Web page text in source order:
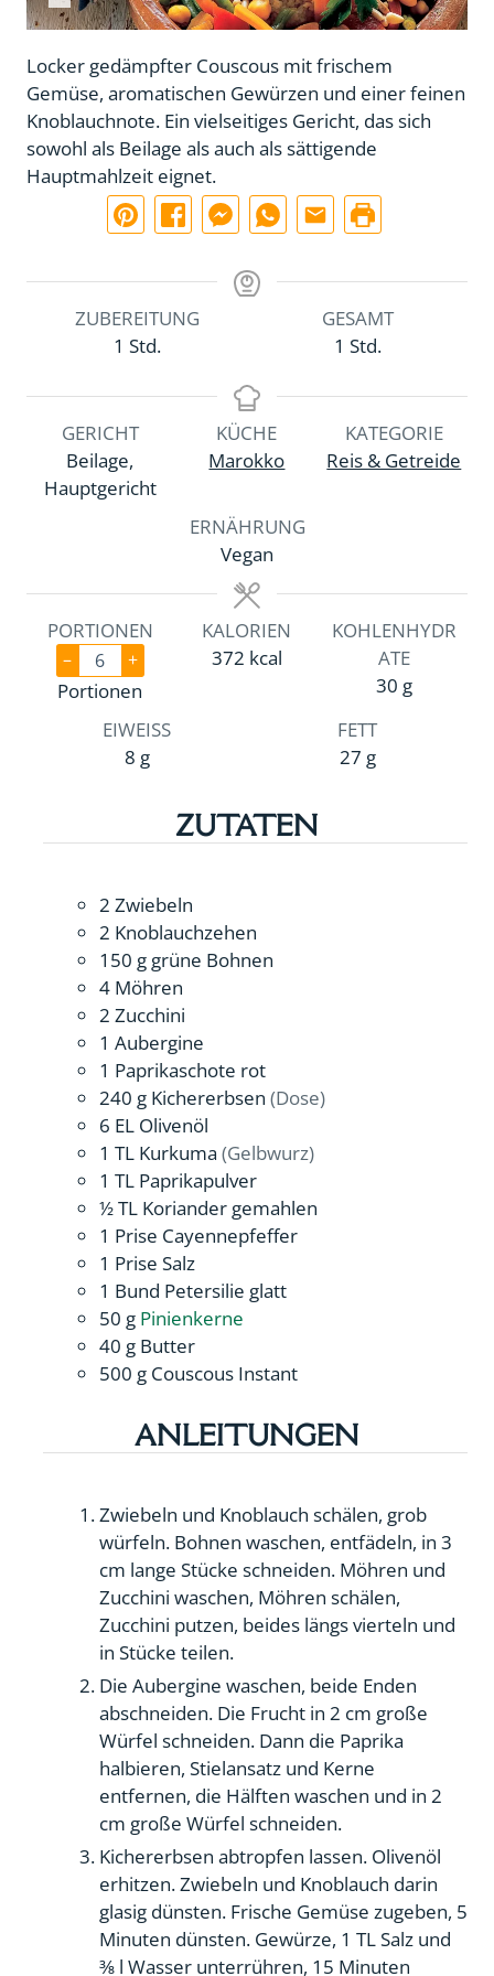
Locker gedämpfter Couscous mit frischem
Gemüse, aromatischen Gewürzen und einer feinen
Knoblauchnote. Ein vielseitiges Gericht, das sich
sowohl als Beilage als auch als sättigende
Hauptmahlzeit eignet.
ZUBEREITUNG
1 S
u
n
d
e
Std.
GESAMT
1 S
u
n
d
Std.
GERICHT
Beilage,
Hauptgericht
KÜCHE
Marokko
KATEGORIE
Reis & Getreide
ERNÄHRUNG
Vegan
PORTIONEN
– +
Portionen
KALORIEN
372 kcal
KOHLENHYDR
ATE
30 g
EIWEISS
8 g
FETT
27 g
ZUTATEN
2 Zwiebeln
2 Knoblauchzehen
150 g grüne Bohnen
4 Möhren
2 Zucchini
1 Aubergine
1 Paprikaschote rot
240 g Kichererbsen (Dose)
6 EL Olivenöl
1 TL Kurkuma (Gelbwurz)
1 TL Paprikapulver
½TL Koriander gemahlen
1 Prise Cayennepfeffer
1 Prise Salz
1 Bund Petersilie glatt
50 g Pinienkerne
40 g Butter
500 g Couscous Instant
ANLEITUNGEN
Zwiebeln und Knoblauch schälen, grob
würfeln. Bohnen waschen, entfädeln, in 3
cm lange Stücke schneiden. Möhren und
Zucchini waschen, Möhren schälen,
Zucchini putzen, beides längs vierteln und
in Stücke teilen.
Die Aubergine waschen, beide Enden
abschneiden. Die Frucht in 2 cm große
Würfel schneiden. Dann die Paprika
halbieren, Stielansatz und Kerne
entfernen, die Hälften waschen und in 2
cm große Würfel schneiden.
Kichererbsen abtropfen lassen. Olivenöl
erhitzen. Zwiebeln und Knoblauch darin
glasig dünsten. Frische Gemüse zugeben, 5
Minuten dünsten. Gewürze, 1 TL Salz und
3⁄8 l Wasser unterrühren, 15 Minuten